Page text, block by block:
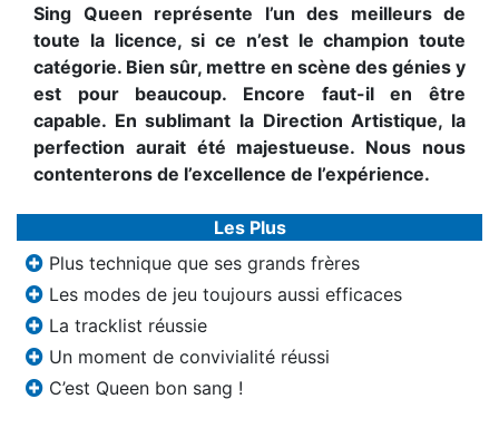
Sing Queen représente l’un des meilleurs de
toute la licence, si ce n’est le champion toute
catégorie. Bien sûr, mettre en scène des génies y
est pour beaucoup. Encore faut-il en être
capable. En sublimant la Direction Artistique, la
perfection aurait été majestueuse. Nous nous
contenterons de l’excellence de l’expérience.
Les Plus
Plus technique que ses grands frères
Les modes de jeu toujours aussi efficaces
La tracklist réussie
Un moment de convivialité réussi
C’est Queen bon sang !